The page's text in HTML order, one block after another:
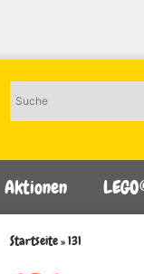
Aktionen
Startseite»131